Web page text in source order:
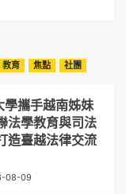
教育 焦點 社團
學攜手越南姊妹
法學教育與司法
造臺越法律交流
08-09